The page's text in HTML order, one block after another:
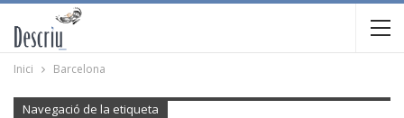
Inici Barcelona
Navegació de la etiqueta